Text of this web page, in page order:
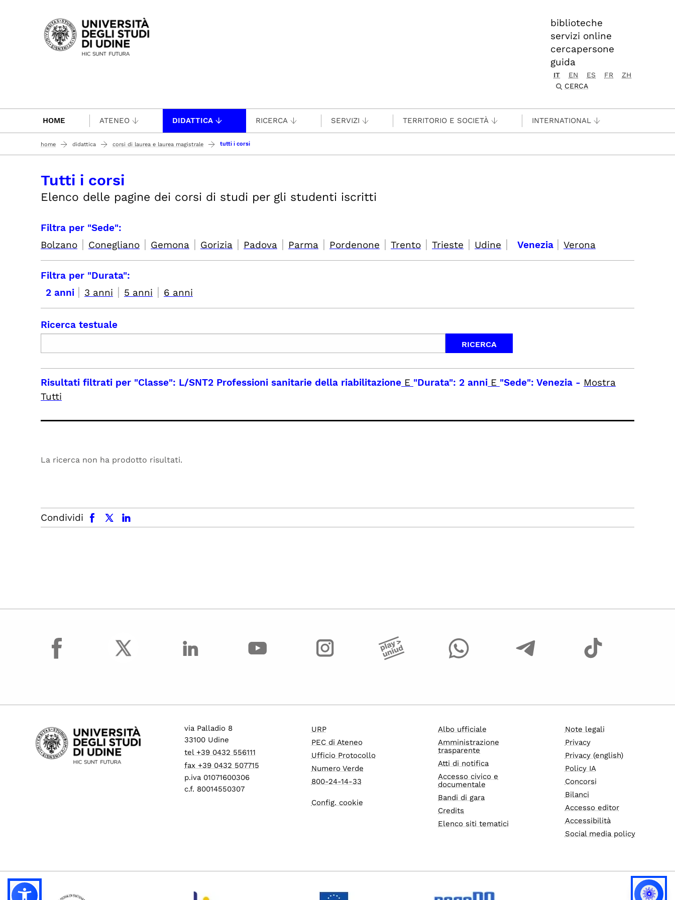
Passa al contenuto principale
biblioteche
servizi online
cercapersone
guida
IT EN ES FR
ZH
CERCA
HOME ATENEO DIDATTICA RICERCA SERVIZI TERRITORIO E SOCIETÀ INTERNATIONAL
home didattica corsi di laurea e laurea magistrale tutti i corsi
Tutti i corsi
Elenco delle pagine dei corsi di studi per gli studenti iscritti
Filtra per "Sede":
Bolzano | Conegliano | Gemona | Gorizia | Padova | Parma | Pordenone | Trento | Trieste | Udine | Venezia | Verona
Filtra per "Durata":
2 anni | 3 anni | 5 anni | 6 anni
Ricerca testuale
Risultati filtrati per "Classe": L/SNT2 Professioni sanitarie della riabilitazione E "Durata": 2 anni E "Sede": Venezia - Mostra
Tutti
La ricerca non ha prodotto risultati.
Condividi
facebook x.com linkedin
facebook
via Palladio 8
33100 Udine
tel +39 0432 556111
fax +39 0432 507715
p.iva 01071600306
c.f. 80014550307
URP
PEC di Ateneo
Ufficio Protocollo
Numero Verde
800-24-14-33
Config. cookie
Albo ufficiale
Amministrazione
trasparente
Atti di notifica
Accesso civico e
documentale
Bandi di gara
Credits
Elenco siti tematici
Note legali
Privacy
Privacy (english)
Policy IA
Concorsi
Bilanci
Accesso editor
Accessibilità
Social media policy